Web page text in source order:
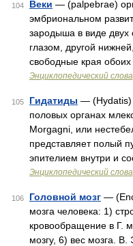
104 Веки — (palpebrae)
эмбриональном
зародыша в виде двух
глазом, другой
свободные края обоих
Энциклопедический
105 Гидатиды — (Hydatis)
половых органах
Morgagni, или
представляет полый
эпителием внутри и
Энциклопедический
106 Головной мозг —
мозга человека: 1)
кровообращение в Г.
мозгу, 6) вес мозга.